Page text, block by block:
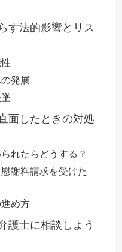
す法的影響とリス
発展
面したときの対処
れたらどうする？
謝料請求を受けた
め方
護士に相談しよう